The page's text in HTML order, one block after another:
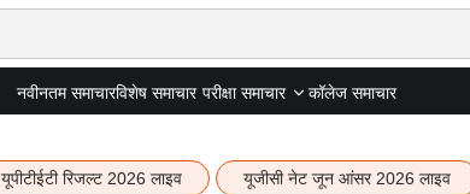
नवीनतम समाचारविशेष समाचार परीक्षा समाचार कॉलेज समाचार
यूपीटीईटी रिजल्ट 2026 लाइव यूजीसी नेट जून आंसर 2026 लाइव